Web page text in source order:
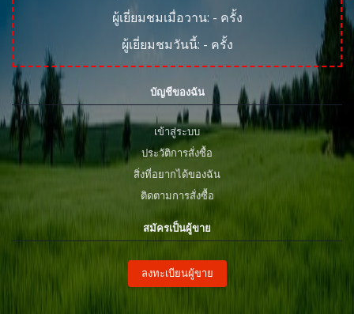
ผู้เยี่ยมชมเมื่อวาน: - ครั้ง
ผู้เยี่ยมชมวันนี้: - ครั้ง
บัญชีของฉัน
เข้าสู่ระบบ
ประวัติการสั่งซื้อ
สิ่งที่อยากได้ของฉัน
ติดตามการสั่งซื้อ
สมัครเป็นผู้ขาย
ลงทะเบียนผู้ขาย